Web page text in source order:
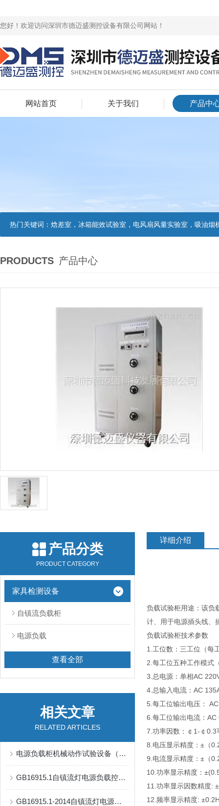
您好！欢迎访问深圳市德迈盛测控设备有限公司网站！
网站首页 关于我们 产品中
热门关键词： 焓差室，冰箱能效试验室，电风扇风量实验室，吸油烟机油脂分离度试验装置，吸油烟机空气性能试验装置，吸油烟机气味
PRODUCTS 产品中心
产品分类
PRODUCT CATEGORY
家具检测设备
自镇流负载柜
电源负载
查看全部
相关文章
RELATED ARTICLES
电源负载柜机械动作试验设备（如插头插座寿命试验机）
GB16915.1自镇流灯电源负载控制柜
GB16915.1-2014自镇流灯电源负载柜
详细介绍
负载试验柜用途：该负
计、用于电源插头线、
负载试验柜技术参数
1.工位数：三工位（每
2.每工位五种工作模式
3.总电源：单相AC
4.总输入电流：AC
5.每工位输出电压：
6.每工位输出电流：
7.功率因数：￠1-￠
8.电压显示精度：±（
9.电流显示精度：±（
10.功率显示精度：
11.功率显示因数精度:
12.频率显示精度: